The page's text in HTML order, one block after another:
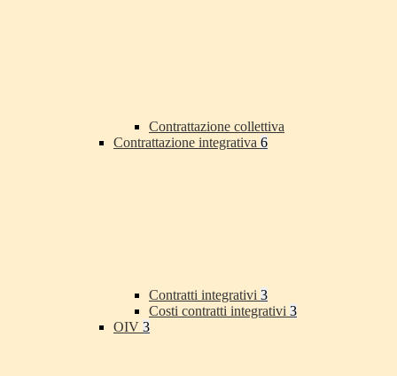
Contrattazione collettiva
Contrattazione integrativa 6
Contratti integrativi 3
Costi contratti integrativi 3
OIV 3